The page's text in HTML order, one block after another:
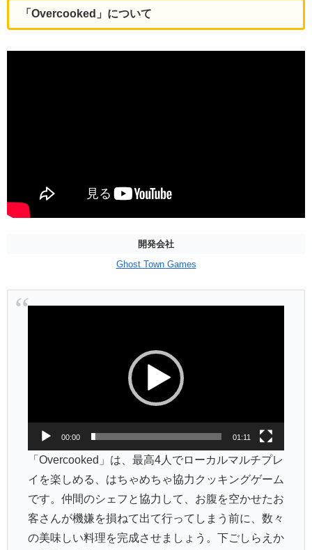
「Overcooked」について
開発会社
Ghost Town Games
00:00 01:11
「Overcooked」は、最高4人でローカルマルチプレ
イを楽しめる、はちゃめちゃ協力クッキングゲーム
です。仲間のシェフと協力して、お腹を空かせたお
客さんが機嫌を損ねて出て行ってしまう前に、数々
の美味しい料理を完成させましょう。下ごしらえか